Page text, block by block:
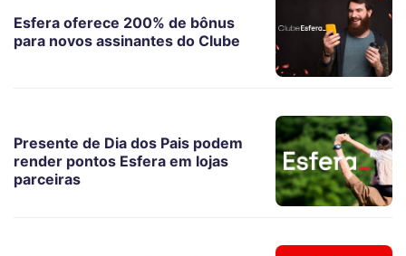
Esfera oferece 200% de bônus
para novos assinantes do Clube
Presente de Dia dos Pais podem
render pontos Esfera em lojas
parceiras